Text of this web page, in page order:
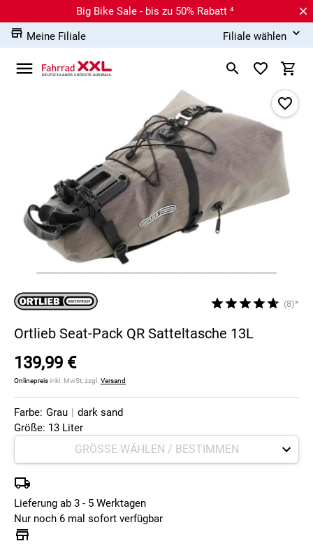
Big Bike Sale - bis zu 50% Rabatt ⁴
Meine Filiale
Filiale wählen
(8)*
Ortlieb Seat-Pack QR Satteltasche 13L
139,99 €
Onlinepreisinkl. MwSt, zzgl. Versand
Farbe: Grau | dark sand
Größe: 13 Liter
Lieferung ab 3 - 5 Werktagen
Nur noch 6 mal sofort verfügbar